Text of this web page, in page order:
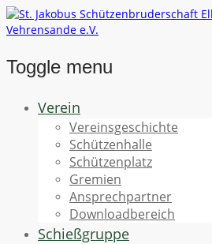
Toggle menu
Skip
Verein
Vereinsgeschichte
Schützenhalle
Schützenplatz
Gremien
Ansprechpartner
Downloadbereich
Schießgruppe